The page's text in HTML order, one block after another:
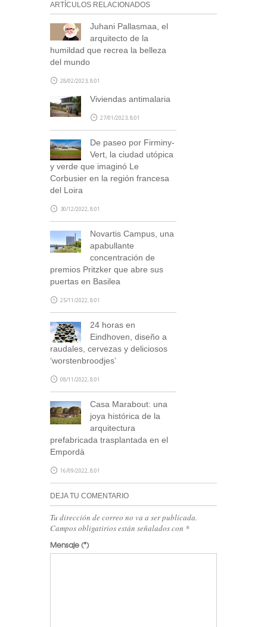
Ocultas.
Consulta tu correo para
confirmar la inscripción y
recibir noticias de nuestra
parte.
NOTA: En el caso de no haber recibido el
correo de confirmación por nuestra
parte, escríbenos a
SUSCRÍBETE
ARTÍCULOS RELACIONADOS
Juhani Pallasmaa, el
arquitecto de la
humildad que recrea la belleza
del mundo
28/02/2023, 8:01
Viviendas antimalaria
27/01/2023, 8:01
De paseo por Firminy-
Vert, la ciudad utópica
y verde que imaginó Le
Corbusier en la región francesa
del Loira
30/12/2022, 8:01
Novartis Campus, una
apabullante
concentración de
premios Pritzker que abre sus
puertas en Basilea
25/11/2022, 8:01
24 horas en
Eindhoven, diseño a
raudales, cervezas y deliciosos
‘worstenbroodjes’
08/11/2022, 8:01
Casa Marabout: una
joya histórica de la
arquitectura
prefabricada trasplantada en el
Empordà
16/09/2022, 8:01
DEJA TU COMENTARIO
Tu dirección de correo no va a ser publicada.
Campos obligatirios están señalados con *
Mensaje(*)